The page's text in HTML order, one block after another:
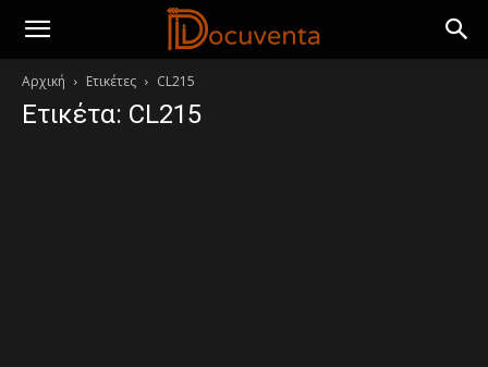
Αρχική Ετικέτες CL215
Ετικέτα: CL215